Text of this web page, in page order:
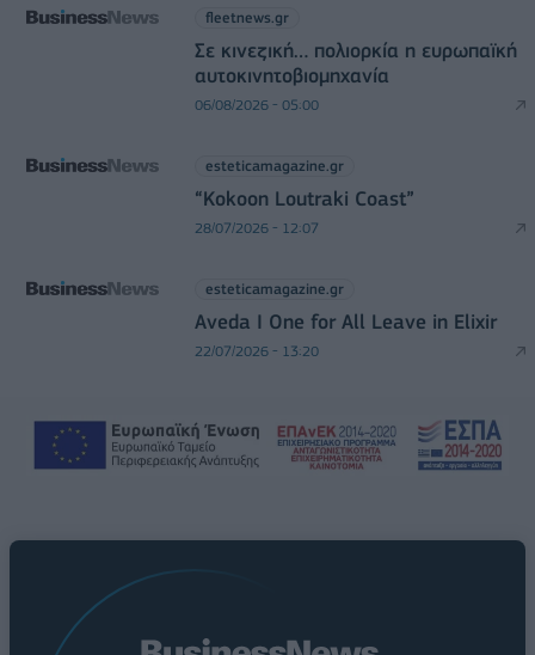
fleetnews.gr
Σε κινεζική… πολιορκία η ευρωπαϊκή
αυτοκινητοβιομηχανία
06/08/2026 - 05:00
esteticamagazine.gr
“Kokoon Loutraki Coast”
28/07/2026 - 12:07
esteticamagazine.gr
Aveda I One for All Leave in Elixir
22/07/2026 - 13:20